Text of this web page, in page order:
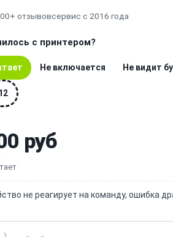
отзывовсервис с 2016 года
с принтером?
Не включается Не видит
руб
не реагирует на команду, ошибка